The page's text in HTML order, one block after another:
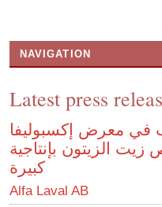
NAVIGATION
CONTACT US
INS MAIN WEBSITE
ABOUT US
في معرض إكسبوليفا
زيت الزيتون بإنتاجية
كبيرة
Alfa Laval AB